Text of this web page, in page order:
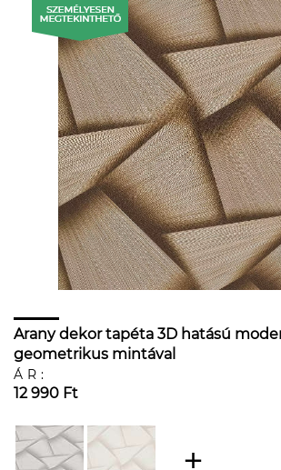
Arany dekor tapéta 3D hatású
geometrikus mintával
ÁR:
12 990 Ft